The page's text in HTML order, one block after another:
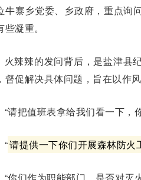
牛寨乡党委、乡政府，重点询
些凝重。
火辣辣的发问背后，是盐津县
督促解决具体问题，旨在以作
“请把值班表拿给我们看一下，
“请提供一下你们开展森林防火
“你们作为职能部门，是否对灭